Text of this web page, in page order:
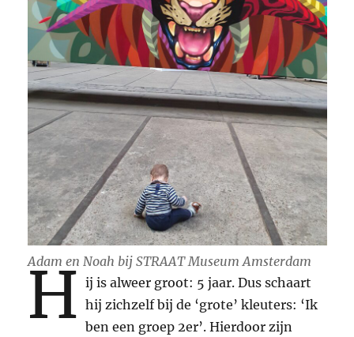
Adam en Noah bij STRAAT Museum Amsterdam
H ij is alweer groot: 5 jaar. Dus schaart
hij zichzelf bij de ‘grote’ kleuters: ‘Ik
ben een groep 2er’. Hierdoor zijn